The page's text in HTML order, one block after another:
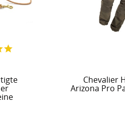
etablierten europäischen
ist mit seinem funktionellen
Chevalier
Arizona Pro